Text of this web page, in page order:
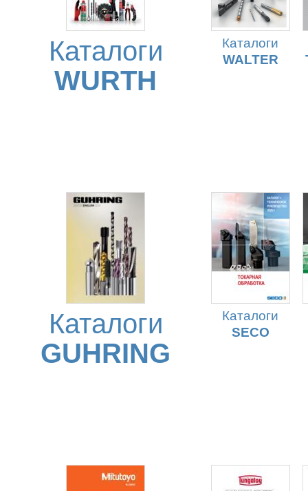
Каталоги
WURTH
Каталоги
WALTER
Каталоги
GUHRING
Каталоги
SECO